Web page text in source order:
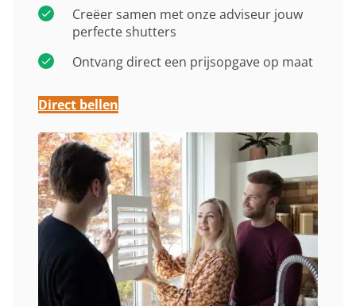
Creëer samen met onze adviseur jouw
perfecte shutters
Ontvang direct een prijsopgave op maat
Direct bellen